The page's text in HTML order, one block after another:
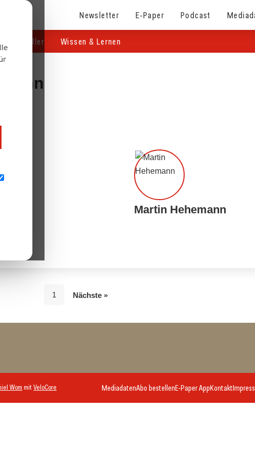
Newsletter E-Paper Podcast
& Hersteller Wissen & Lernen
Martin Hehemann
1 Nächste »
Wom mitVeloCore MediadatenAbo bestellenE-Paper AppKontakt